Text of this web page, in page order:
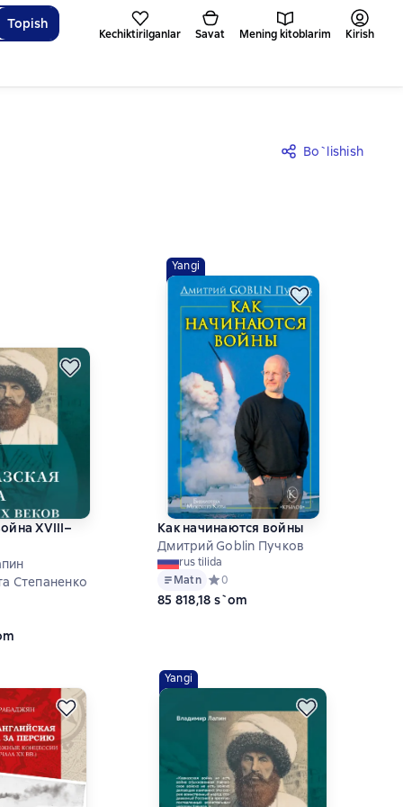
Topish
Kechiktirilganlar Savat Mening kitoblarim Kirish
Bo`lishish
XVIII–
Степаненко
рейтинг 0 на основе 0 оценок
Yangi
Как начинаются войны
Дмитрий Goblin Пучков
rus tilida
Matn Средний рейтинг 0 на основе 0
0
85 818,18 s`om
Yangi